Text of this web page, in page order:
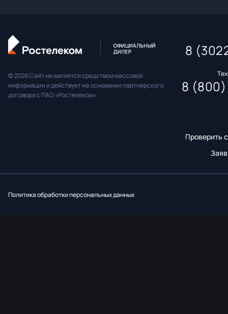
© 2026 Сайт не является средством массовой
информации и действует на основании партнерского
договора с ПАО «Ростелеком»
Проверить
8
8
Политика обработки персональных данных